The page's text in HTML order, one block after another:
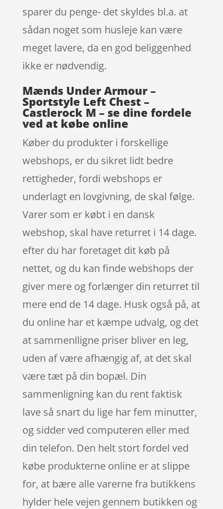
sparer du penge- det skyldes bl.a. at
sådan noget som husleje kan være
meget lavere, da en god beliggenhed
ikke er nødvendig.
Mænds Under Armour –
Sportstyle Left Chest –
Castlerock M – se dine fordele
ved at købe online
Køber du produkter i forskellige
webshops, er du sikret lidt bedre
rettigheder, fordi webshops er
underlagt en lovgivning, de skal følge.
Varer som er købt i en dansk
webshop, skal have returret i 14 dage.
efter du har foretaget dit køb på
nettet, og du kan finde webshops der
giver mere og forlænger din returret til
mere end de 14 dage. Husk også på, at
du online har et kæmpe udvalg, og det
at sammenlligne priser bliver en leg,
uden af være afhængig af, at det skal
være tæt på din bopæl. Din
sammenligning kan du rent faktisk
lave så snart du lige har fem minutter,
og sidder ved computeren eller med
din telefon. Den helt stort fordel ved
købe produkterne online er at slippe
for, at bære alle varerne fra butikkens
hylder hele vejen gennem butikken og